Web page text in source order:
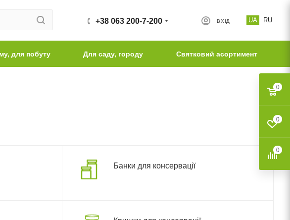
UA RU
ВХІД
+38 063 200-7-200
для побуту Для саду, городу Святковий асортимент
Банки для консервації
0
0
0